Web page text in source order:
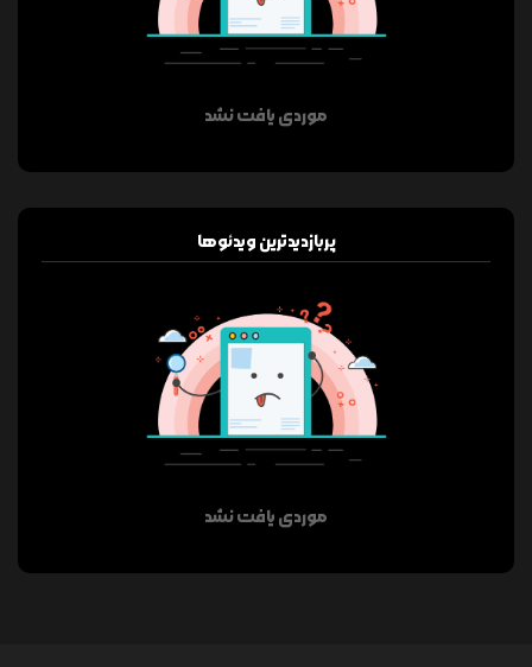
موردی یافت نشد
پربازدیدترین ویدئوها
موردی یافت نشد